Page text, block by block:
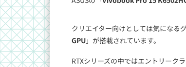
クリエイター向けとしては気になる
GPU」が搭載されています。
RTXシリーズの中ではエントリーク